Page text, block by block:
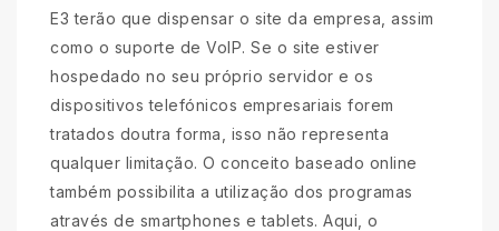
E3 terão que dispensar o site da empresa, assim
como o suporte de VoIP. Se o site estiver
hospedado no seu próprio servidor e os
dispositivos telefónicos empresariais forem
tratados doutra forma, isso não representa
qualquer limitação. O conceito baseado online
também possibilita a utilização dos programas
através de smartphones e tablets. Aqui, o